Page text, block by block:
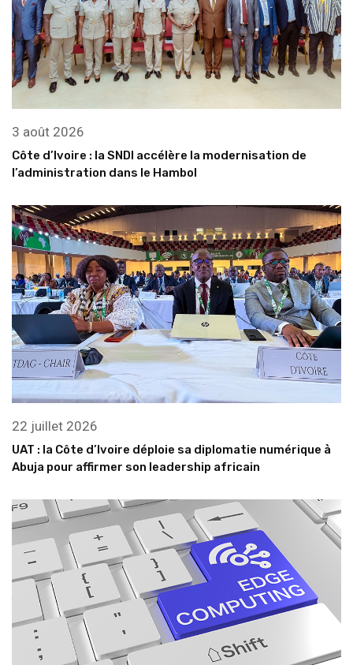
3 août 2026
Côte d’Ivoire : la SNDI accélère la modernisation de
l’administration dans le Hambol
22 juillet 2026
UAT : la Côte d’Ivoire déploie sa diplomatie numérique à
Abuja pour affirmer son leadership africain